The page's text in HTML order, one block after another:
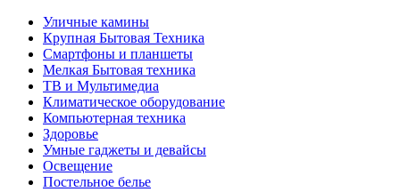
Уличные камины
Крупная Бытовая Техника
Смартфоны и планшеты
Мелкая Бытовая техника
ТВ и Мультимедиа
Климатическое оборудование
Компьютерная техника
Здоровье
Умные гаджеты и девайсы
Освещение
Постельное белье